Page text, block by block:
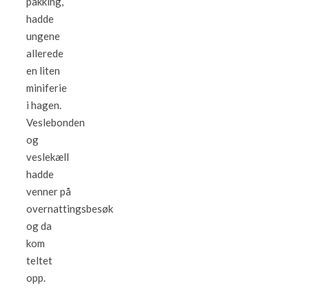
hadde
ungene
allerede
en liten
miniferie
i hagen.
Veslebonden
og
veslekæll
hadde
venner på
overnattingsbesøk
og da
kom
teltet
opp.